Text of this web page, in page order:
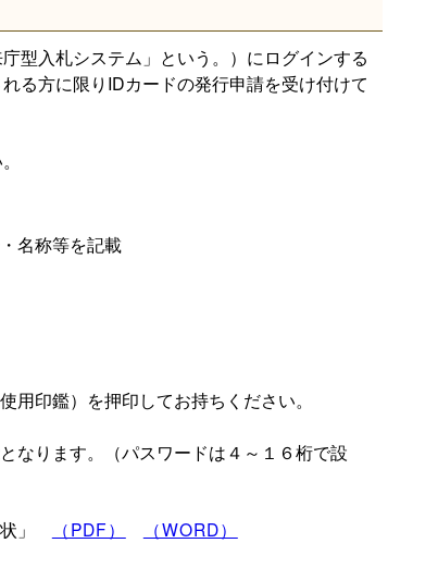
型入札システム」という。）にログインする
る方に限りIDカードの発行申請を受け付けて
名称等を記載
印鑑）を押印してお持ちください。
なります。（パスワードは４～１６桁で設
」 （PDF） （WORD）